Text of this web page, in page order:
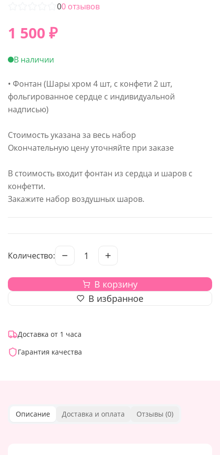
00 отзывов
1 500 ₽
В наличии
• Фонтан (Шары хром 4 шт, с конфети 2 шт,
фольгированное сердце с индивидуальной
надписью)
Стоимость указана за весь набор
Окончательную цену уточняйте при заказе
В стоимость входит фонтан из сердца и шаров с
конфетти.
Закажите набор воздушных шаров.
Количество: 1
В корзину
В избранное
Доставка от 1 часа
Гарантия качества
Описание Доставка и оплата Отзывы (0)